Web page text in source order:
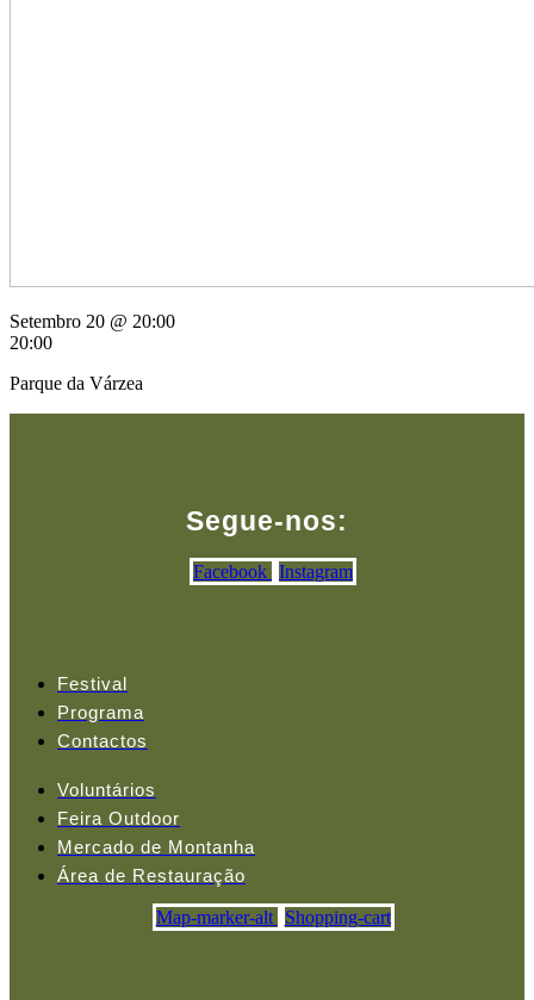
Setembro 20 @ 20:00
20:00
Parque da Várzea
Segue-nos:
Facebook Instagram
Festival
Programa
Contactos
Voluntários
Feira Outdoor
Mercado de Montanha
Área de Restauração
Map-marker-alt Shopping-cart